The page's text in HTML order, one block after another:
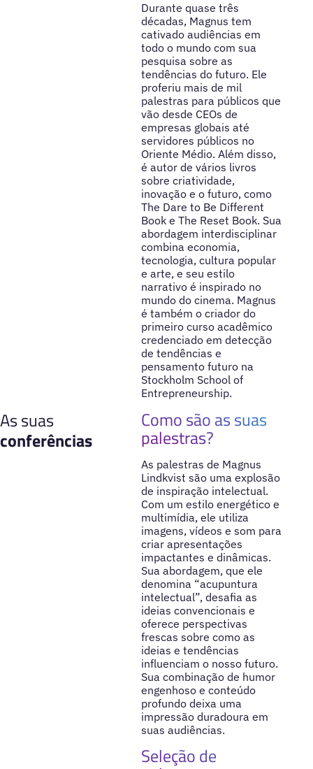
Durante quase três
décadas, Magnus tem
cativado audiências em
todo o mundo com sua
pesquisa sobre as
tendências do futuro. Ele
proferiu mais de mil
palestras para públicos que
vão desde CEOs de
empresas globais até
servidores públicos no
Oriente Médio. Além disso,
é autor de vários livros
sobre criatividade,
inovação e o futuro, como
The Dare to Be Different
Book e The Reset Book. Sua
abordagem interdisciplinar
combina economia,
tecnologia, cultura popular
e arte, e seu estilo
narrativo é inspirado no
mundo do cinema. Magnus
é também o criador do
primeiro curso acadêmico
credenciado em detecção
de tendências e
pensamento futuro na
Stockholm School of
Entrepreneurship.
As suas
conferências
Como são as suas
palestras?
As palestras de Magnus
Lindkvist são uma explosão
de inspiração intelectual.
Com um estilo energético e
multimídia, ele utiliza
imagens, vídeos e som para
criar apresentações
impactantes e dinâmicas.
Sua abordagem, que ele
denomina “acupuntura
intelectual”, desafia as
ideias convencionais e
oferece perspectivas
frescas sobre como as
ideias e tendências
influenciam o nosso futuro.
Sua combinação de humor
engenhoso e conteúdo
profundo deixa uma
impressão duradoura em
suas audiências.
Seleção de